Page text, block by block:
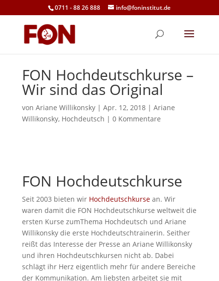
0711 - 88 26 888 info@foninstitut.de
FON Hochdeutschkurse –
Wir sind das Original
von Ariane Willikonsky| Apr. 12, 2018| Ariane
Willikonsky, Hochdeutsch | 0 Kommentare
FON Hochdeutschkurse
Seit 2003 bieten wir Hochdeutschkursean. Wir
waren damit die FON Hochdeutschkurse weltweit die
ersten Kurse zumThema Hochdeutsch und Ariane
Willikonsky die erste Hochdeutschtrainerin. Seither
reißt das Interesse der Presse an Ariane Willikonsky
und ihren Hochdeutschkursen nicht ab. Dabei
schlägt ihr Herz eigentlich mehr für andere Bereiche
der Kommunikation. Am liebsten arbeitet sie mit